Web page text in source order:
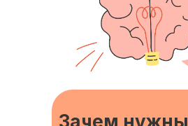
Зачем нужны